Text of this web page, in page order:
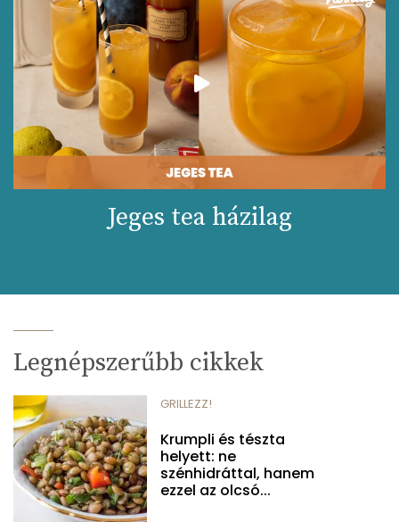
Jeges tea házilag
Legnépszerűbb cikkek
GRILLEZZ!
Krumpli és tészta
helyett: ne
szénhidráttal, hanem
ezzel az olcsó...